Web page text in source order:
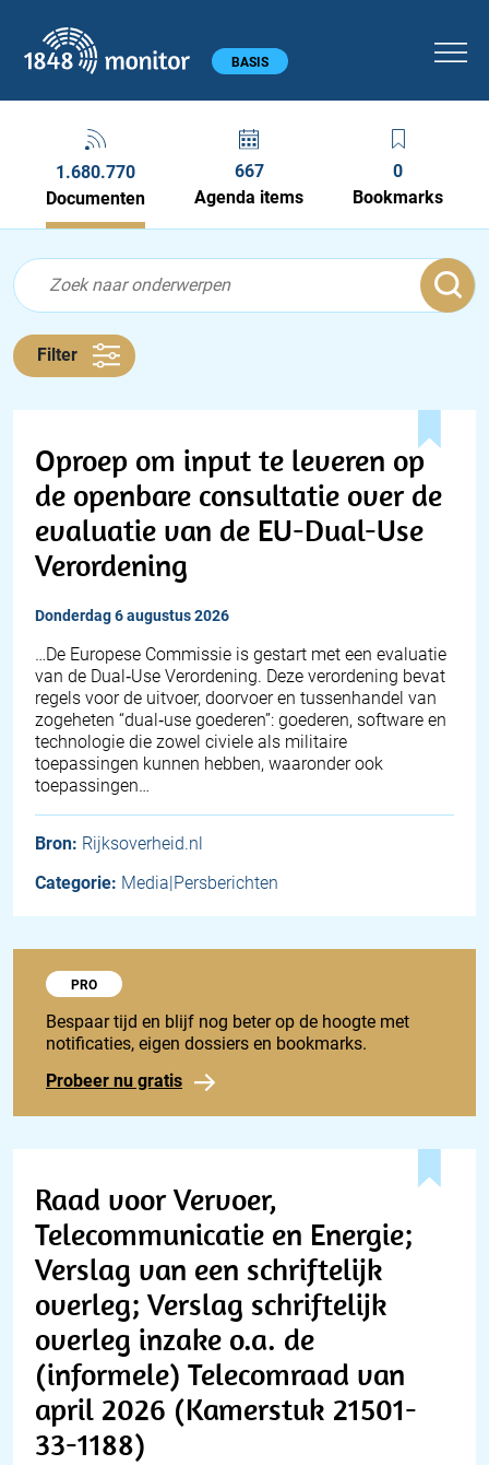
Hoofdmenu BASIS
1.680.770
Documenten
667
Agenda items
0
Bookmarks
Documenten feed
Feed
Filter
Oproep om input te leveren op
de openbare consultatie over de
evaluatie van de EU-Dual-Use
Verordening
donderdag 6 augustus 2026
…De Europese Commissie is gestart met een evaluatie
van de Dual‑Use Verordening. Deze verordening bevat
regels voor de uitvoer, doorvoer en tussenhandel van
zogeheten “dual‑use goederen”: goederen, software en
technologie die zowel civiele als militaire
toepassingen kunnen hebben, waaronder ook
toepassingen…
Bron: Rijksoverheid.nl
Categorie: Media|Persberichten
Probeer 1848 Pro
PRO
Bespaar tijd en blijf nog beter op de hoogte met
notificaties, eigen dossiers en bookmarks.
Probeer nu gratis
Raad voor Vervoer,
Telecommunicatie en Energie;
Verslag van een schriftelijk
overleg; Verslag schriftelijk
overleg inzake o.a. de
(informele) Telecomraad van
april 2026 (Kamerstuk 21501-
33-1188)